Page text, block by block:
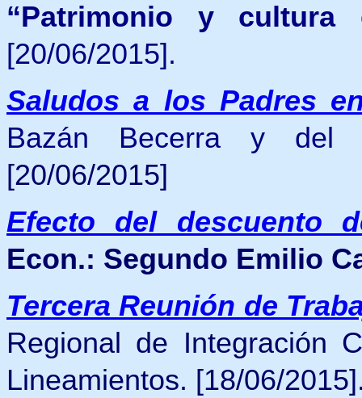
“Patrimonio y cultura
[20/06/2015].
Saludos a los Padres
Bazán Becerra y del
[20/06/2015]
Efecto del descuento
Econ.: Segundo Emilio
Tercera Reunión de
Regional de Integración
Lineamientos. [18/06/